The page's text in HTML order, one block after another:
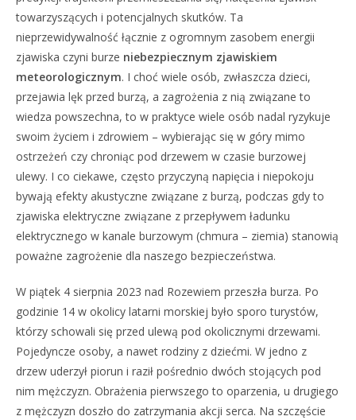
towarzyszących i potencjalnych skutków. Ta
nieprzewidywalność łącznie z ogromnym zasobem energii
zjawiska czyni burze niebezpiecznym zjawiskiem
meteorologicznym. I choć wiele osób, zwłaszcza dzieci,
przejawia lęk przed burzą, a zagrożenia z nią związane to
wiedza powszechna, to w praktyce wiele osób nadal ryzykuje
swoim życiem i zdrowiem – wybierając się w góry mimo
ostrzeżeń czy chroniąc pod drzewem w czasie burzowej
ulewy. I co ciekawe, często przyczyną napięcia i niepokoju
bywają efekty akustyczne związane z burzą, podczas gdy to
zjawiska elektryczne związane z przepływem ładunku
elektrycznego w kanale burzowym (chmura – ziemia) stanowią
poważne zagrożenie dla naszego bezpieczeństwa.
W piątek 4 sierpnia 2023 nad Rozewiem przeszła burza. Po
godzinie 14 w okolicy latarni morskiej było sporo turystów,
którzy schowali się przed ulewą pod okolicznymi drzewami.
Pojedyncze osoby, a nawet rodziny z dziećmi. W jedno z
drzew uderzył piorun i raził pośrednio dwóch stojących pod
nim mężczyzn. Obrażenia pierwszego to oparzenia, u drugiego
z mężczyzn doszło do zatrzymania akcji serca. Na szczęście